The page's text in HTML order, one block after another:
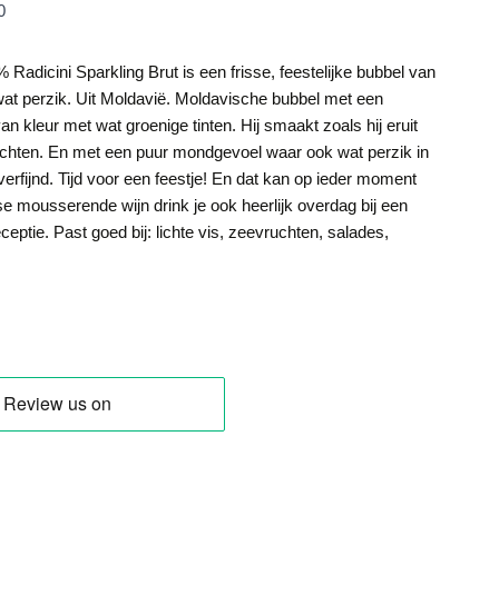
Radicini Sparkling Brut is een frisse, feestelijke bubbel van
perzik. Uit Moldavië. Moldavische bubbel met een
kleur met wat groenige tinten. Hij smaakt zoals hij eruit
En met een puur mondgevoel waar ook wat perzik in
Tijd voor een feestje! En dat kan op ieder moment
mousserende wijn drink je ook heerlijk overdag bij een
Past goed bij: lichte vis, zeevruchten, salades,